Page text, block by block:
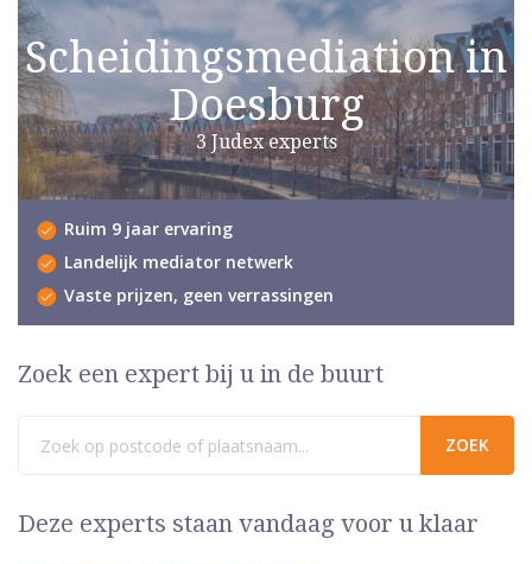
Scheidingsmediation in
Doesburg
3 Judex experts
Ruim 9 jaar ervaring
Landelijk mediator netwerk
Vaste prijzen, geen verrassingen
Zoek een expert bij u in de buurt
Deze experts staan vandaag voor u klaar